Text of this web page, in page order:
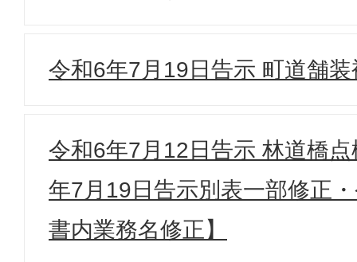
令和6年7月19日告示 町道舗
令和6年7月12日告示 林道橋
年7月19日告示別表一部修正
書内業務名修正】